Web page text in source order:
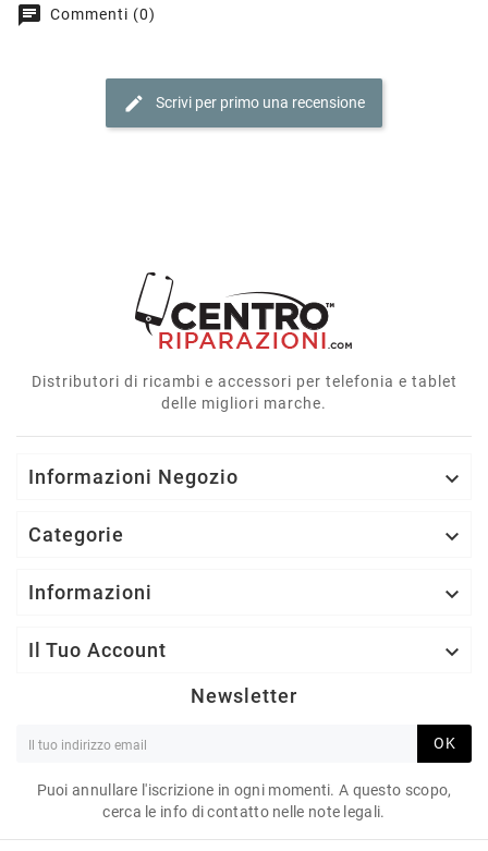
chat Commenti (0)
edit Scrivi per primo una recensione
Distributori di ricambi e accessori per telefonia e tablet
delle migliori marche.
Informazioni Negozio 
Categorie 
Informazioni 
Il Tuo Account 
Newsletter
OK
Puoi annullare l'iscrizione in ogni momenti. A questo scopo,
cerca le info di contatto nelle note legali.